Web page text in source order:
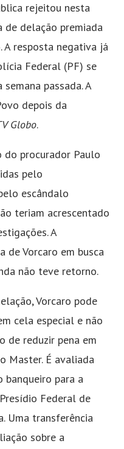
rejeitou nesta
de delação premiada
A resposta negativa já
Federal (PF) se
passada. A
depois da
Globo.
do procurador Paulo
pelo
escândalo
teriam acrescentado
A
de Vorcaro em busca
não teve retorno.
Vorcaro pode
cela especial e não
de reduzir pena em
Master. É avaliada
banqueiro para a
Federal de
Uma transferência
sobre a